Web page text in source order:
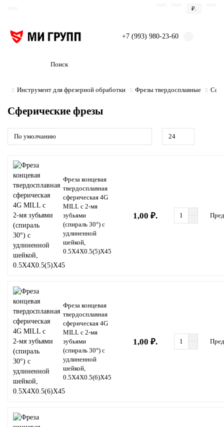
₽.
+7 (993) 980-23-60
Инструмент для фрезерной обработки Фрезы твердосплавные
Сферические фрезы
Фреза концевая
твердосплавная
сферическая 4G
MILL с 2-мя
зубьями
(спираль 30°) с
удлиненной
шейкой,
0.5X4X0.5(5)X45
1,00 ₽.
Фреза концевая
твердосплавная
сферическая 4G
MILL с 2-мя
зубьями
(спираль 30°) с
удлиненной
шейкой,
0.5X4X0.5(6)X45
1,00 ₽.